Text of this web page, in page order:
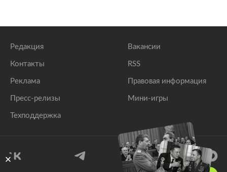
Редакция
Контакты
Реклама
Пресс-релизы
Техподдержка
Вакансии
RSS
Правовая информация
Мини-игры